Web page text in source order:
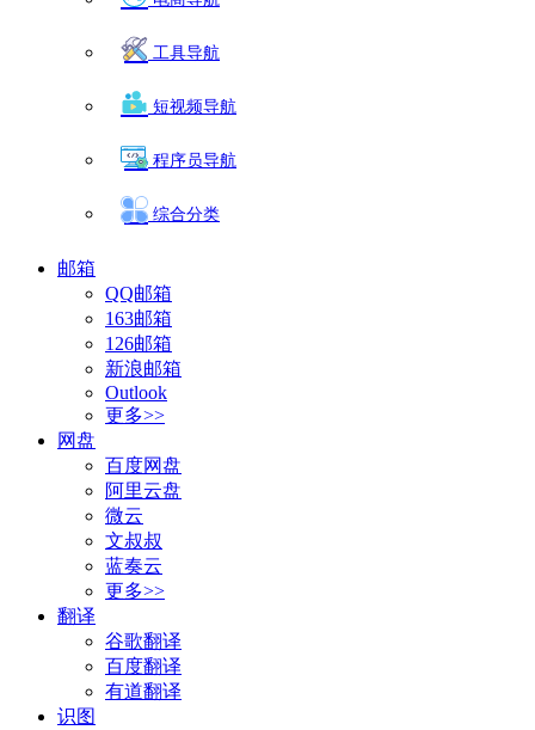
工具导航
短视频导航
程序员导航
综合分类
邮箱
QQ邮箱
163邮箱
126邮箱
新浪邮箱
Outlook
更多>>
网盘
百度网盘
阿里云盘
微云
文叔叔
蓝奏云
更多>>
翻译
谷歌翻译
百度翻译
有道翻译
识图